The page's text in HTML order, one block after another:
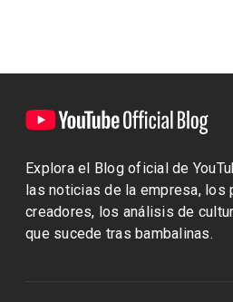
Explora el Blog oficial de
las noticias de la empresa,
creadores, los análisis de
que sucede tras bambalinas.